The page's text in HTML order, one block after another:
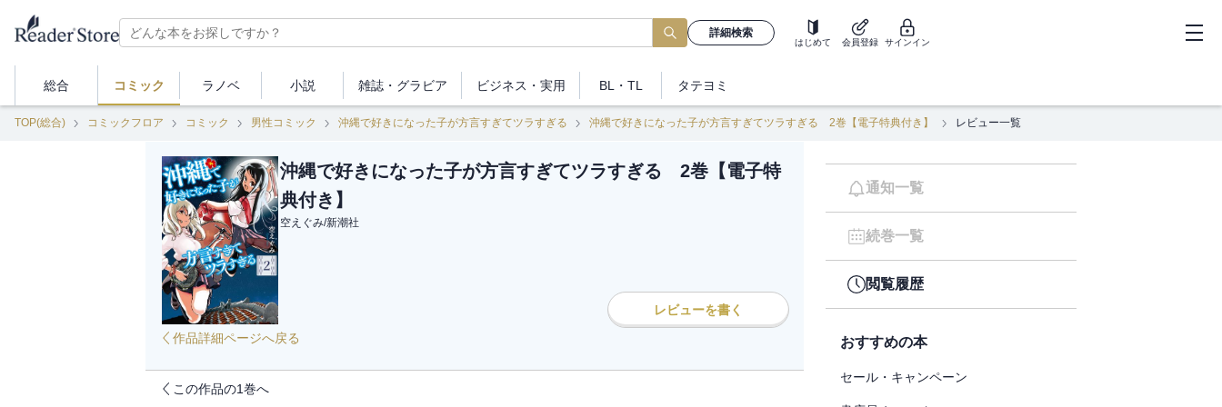
詳細検索
はじめて 会員登録 サインイン
総合 コミック ラノベ 小説 雑誌・ グラビア ビジネス ・実用 BL・TL タテヨミ
TOP(総合) コミックフロア コミック 男性コミック 沖縄で好きになった子が方言すぎてツラすぎる 沖縄で好きになった子が方言すぎてツラすぎる 2巻【電子特典付き】 レビュー一覧
沖縄で好きになった子が方言すぎてツラすぎる 2巻【電子特
典付き】
空えぐみ/新潮社
レビューを書く
作品詳細ページへ戻る
この作品の1巻へ
通知一覧
続巻一覧
閲覧履歴
おすすめの本
セール・キャンペーン